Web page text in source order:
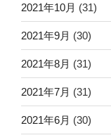
2021年10月 (31)
2021年9月 (30)
2021年8月 (31)
2021年7月 (31)
2021年6月 (30)